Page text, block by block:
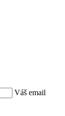
Váš email